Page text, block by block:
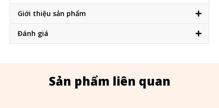
Giới thiệu sản phẩm
Đánh giá
Sản phẩm liên quan